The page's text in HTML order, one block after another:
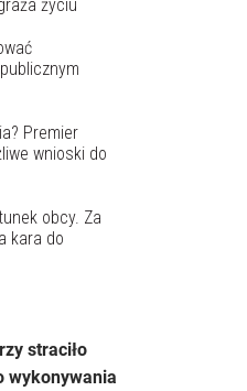
życiu
Premier
wnioski do
obcy. Za
kara do
straciło
wykonywania